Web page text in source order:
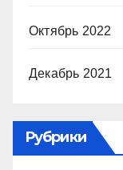
Октябрь 2022
Декабрь 2021
Рубрики